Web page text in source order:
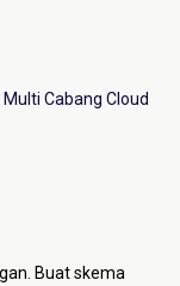
Buat skema